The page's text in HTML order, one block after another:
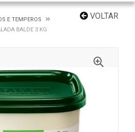
VOLTAR
E TEMPEROS
BALDE 3 KG